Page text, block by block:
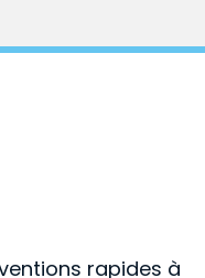
rapides à